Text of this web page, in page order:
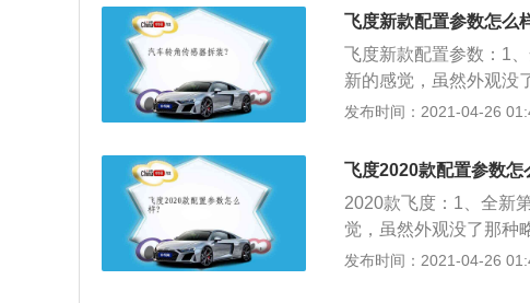
动车。
D功能，这就意味着后
惊喜了。
了，更有俯冲动感，后
运动版，后包围造型十
汽车的一个品牌。卡罗
性能减震器、
有比较理想的运动性能
飞度新款配置参数怎么
飞度新款配置参数：1
新的感觉，虽然外观没
EV车型的感觉，有人
虽然动力方面1.0T发动
是不怕，底盘结构也保
x加成，能否延续“超跑
飞度和以往三代车型看
亲和力，而奶凶奶凶的
发布时间：2021-04-26
飞度2020款配置参数怎
2020款飞度：1、全新
觉，虽然外观没了那种
的感觉，有人欢喜有人
发布时间：2021-04-26